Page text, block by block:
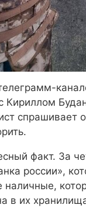
Кириллом
спрашивает
факт. За
россии»,
наличные,
в их